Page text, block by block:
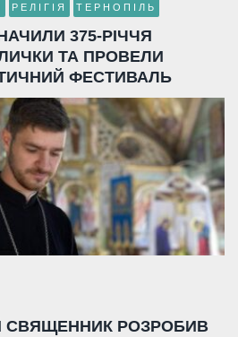
РЕЛІГІЯ ТЕРНОПІЛЬ
375-РІЧЧЯ
ТА ПРОВЕЛИ
ФЕСТИВАЛЬ
СВЯЩЕННИК РОЗРОБИВ